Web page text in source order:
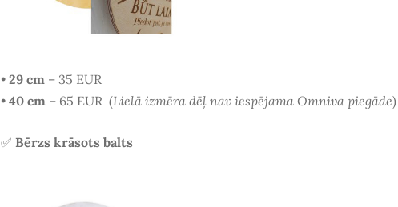
• 29 cm – 35 EUR
• 40 cm – 65 EUR (Lielā izmēra dēļ nav iespējama Omniva piegāde)
✅ Bērzs krāsots balts